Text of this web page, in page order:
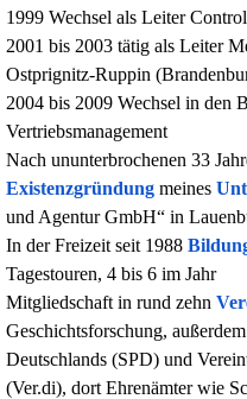
1999 Wechsel als Leiter
2001 bis 2003 tätig als Leiter
Ostprignitz-Ruppin
2004 bis 2009 Wechsel in den
Vertriebsmanagement
Nach ununterbrochenen 33
Existenzgründung meines
und Agentur GmbH“ in
In der Freizeit seit 1988
Tagestouren, 4 bis 6 im Jahr
Mitgliedschaft in rund zehn
Geschichtsforschung,
Deutschlands (SPD) und
(Ver.di), dort Ehrenämter wie